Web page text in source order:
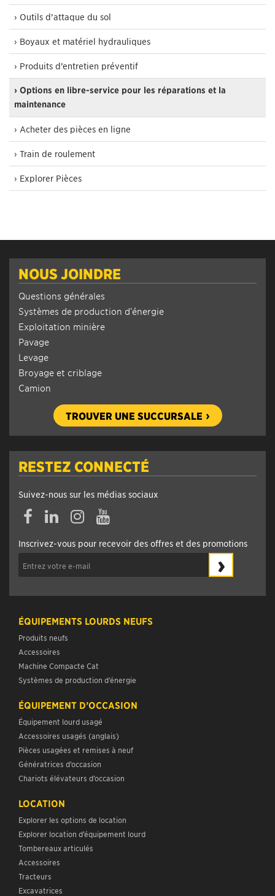
› Outils d’attaque du sol
› Boyaux et matériel hydrauliques
› Produits d’entretien préventif
› Options en libre-service pour les réparations et la
maintenance
› Acheter des pièces en ligne
› Train de roulement
› Explorer Pièces
NOUS JOINDRE
Questions générales
Systèmes de production d’énergie
Exploitation minière
Pavage
Levage
Broyage et criblage
Camion
TROUVER UNE SUCCURSALE
RESTEZ CONNECTÉ
Suivez-nous sur les médias sociaux
FacebookLinkedinInstagramYouTube
Inscrivez-vous pour recevoir des offres et des promotions
›
ÉQUIPEMENTS LOURDS NEUFS
Produits neufs
Accessoires
Machine Compacte Cat
Systèmes de production d’énergie
ÉQUIPEMENT D’OCCASION
Équipement lourd usagé
Accessoires usagés (anglais)
Pièces usagées et remises à neuf
Génératrices d’occasion
Chariots élévateurs d’occasion
LOCATION
Explorer les options de location
Explorer location d’équipement lourd
Tombereaux articulés
Accessoires
Tracteurs
Excavatrices